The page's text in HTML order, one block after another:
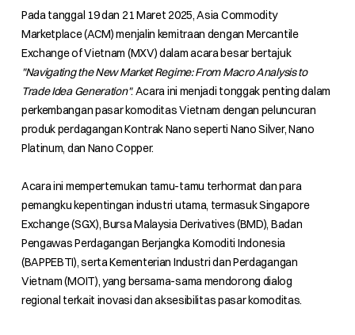
Pada tanggal 19 dan 21 Maret 2025, Asia Commodity
Marketplace (ACM) menjalin kemitraan dengan Mercantile
Exchange of Vietnam (MXV) dalam acara besar bertajuk
"Navigating the New Market Regime: From Macro Analysis to
Trade Idea Generation". Acara ini menjadi tonggak penting dalam
perkembangan pasar komoditas Vietnam dengan peluncuran
produk perdagangan Kontrak Nano seperti Nano Silver, Nano
Platinum, dan Nano Copper.
Acara ini mempertemukan tamu-tamu terhormat dan para
pemangku kepentingan industri utama, termasuk Singapore
Exchange (SGX), Bursa Malaysia Derivatives (BMD), Badan
Pengawas Perdagangan Berjangka Komoditi Indonesia
(BAPPEBTI), serta Kementerian Industri dan Perdagangan
Vietnam (MOIT), yang bersama-sama mendorong dialog
regional terkait inovasi dan aksesibilitas pasar komoditas.